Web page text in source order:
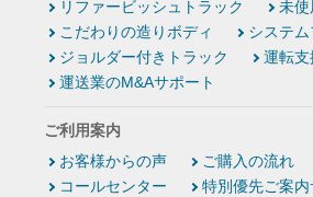
リファービッシュトラック
未使
こだわりの造りボディ
システ
ジョルダー付きトラック
運転支
運送業のM&Aサポート
ご利用案内
お客様からの声
ご購入の流れ
コールセンター
特別優先ご案内